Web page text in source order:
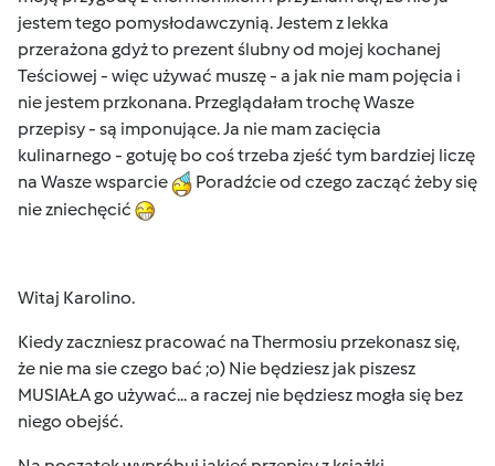
jestem tego pomysłodawczynią. Jestem z lekka
przerażona gdyż to prezent ślubny od mojej kochanej
Teściowej - więc używać muszę - a jak nie mam pojęcia i
nie jestem przkonana. Przeglądałam trochę Wasze
przepisy - są imponujące. Ja nie mam zacięcia
kulinarnego - gotuję bo coś trzeba zjeść tym bardziej liczę
na Wasze wsparcie
Poradźcie od czego zacząć żeby się
nie zniechęcić
Witaj Karolino.
Kiedy zaczniesz pracować na Thermosiu przekonasz się,
że nie ma sie czego bać ;o) Nie będziesz jak piszesz
MUSIAŁA go używać... a raczej nie będziesz mogła się bez
niego obejść.